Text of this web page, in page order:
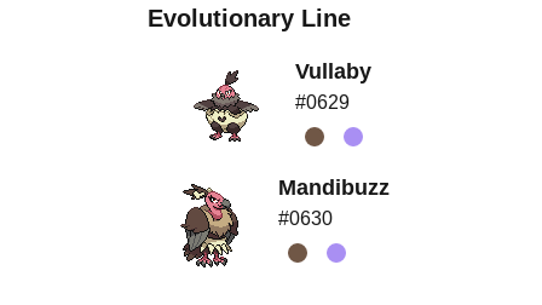
Evolutionary Line
Vullaby
#0629
Mandibuzz
#0630